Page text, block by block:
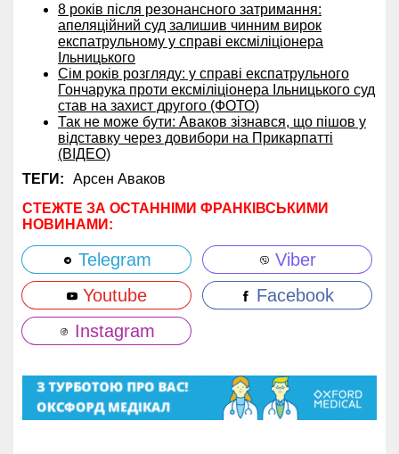
8 років після резонансного затримання:
апеляційний суд залишив чинним вирок
експатрульному у справі ексміліціонера
Ільницького
Сім років розгляду: у справі експатрульного
Гончарука проти ексміліціонера Ільницького суд
став на захист другого (ФОТО)
Так не може бути: Аваков зізнався, що пішов у
відставку через довибори на Прикарпатті
(ВІДЕО)
ТЕГИ:
Арсен Аваков
СТЕЖТЕ ЗА ОСТАННІМИ ФРАНКІВСЬКИМИ
НОВИНАМИ:
Telegram
Viber
Youtube
Facebook
Instagram